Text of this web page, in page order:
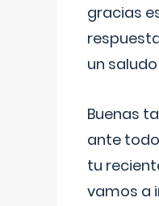
gracias
un saludo
Buenas
ante
tu
vamos a